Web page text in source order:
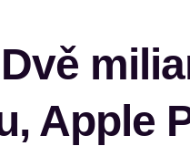
Apple